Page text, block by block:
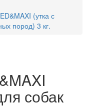
(утка с
пород) 3 кг.
собак